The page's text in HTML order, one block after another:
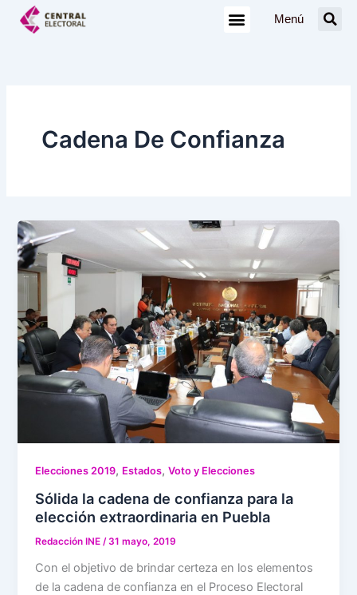
Menú
Cadena De Confianza
Elecciones 2019, Estados,Voto y Elecciones
Sólida la cadena de confianza para la
elección extraordinaria en Puebla
Redacción INE/31 mayo, 2019
Con el objetivo de brindar certeza en los elementos
de la cadena de confianza en el Proceso Electoral